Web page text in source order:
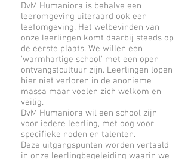
DvM Humaniora is behalve een
leeromgeving uiteraard ook een
leefomgeving. Het welbevinden van
onze leerlingen komt daarbij steeds op
de eerste plaats. We willen een
'warmhartige school' met een open
ontvangstcultuur zijn. Leerlingen lopen
hier niet verloren in de anonieme
massa maar voelen zich welkom en
veilig.
DvM Humaniora wil een school zijn
voor iedere leerling, met oog voor
specifieke noden en talenten.
Deze uitgangspunten worden vertaald
in onze leerlingbegeleiding waarin we